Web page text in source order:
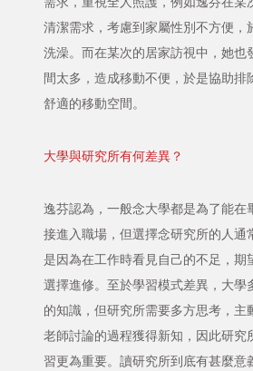
清潔需求，考慮到家屬性別不方便，
洗澡。而在某次的居家訪視中，她也
間太多，造成移動不便，於是協助排
舒適的移動空間。
大學與研究所有何差異？
逸芬認為，一般念大學都是為了能在
接進入職場，但選擇念研究所的人通
是因為在工作時看見自己的不足，期
選擇進修。至於學習模式差異，大學
的知識，但研究所需要多方思考，主
老師討論的過程獲得新知，因此研究
習更為重要。讀研究所到底有甚麼意